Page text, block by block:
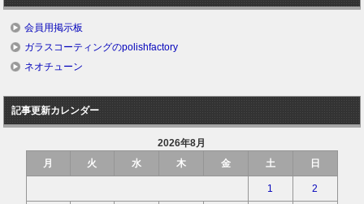
会員用掲示板
ガラスコーティングのpolishfactory
ネオチューン
記事更新カレンダー
2026年8月
月
火 水 木 金 土 日
1 2